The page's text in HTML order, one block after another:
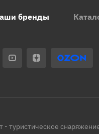
бренды
туристическое